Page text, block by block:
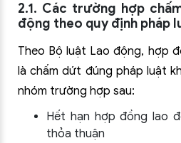
2.1. Các trường hợp
động theo quy định pháp
Theo Bộ luật Lao động, hợp
là chấm dứt đúng pháp luật
nhóm trường hợp sau:
Hết hạn hợp đồng lao
thỏa thuận